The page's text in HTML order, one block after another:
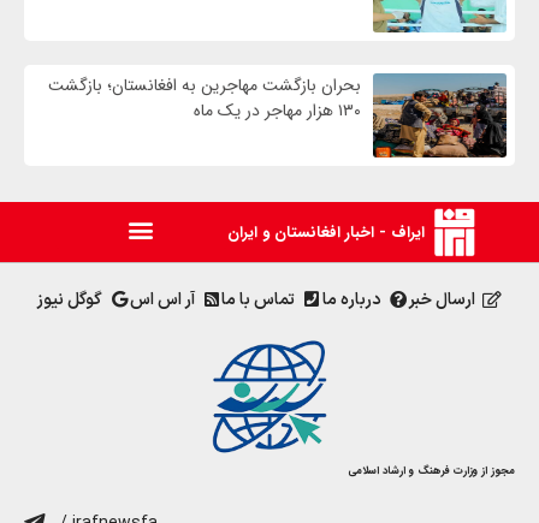
بحران بازگشت مهاجرین به افغانستان؛ بازگشت
۱۳۰ هزار مهاجر در یک ماه
ایراف - اخبار افغانستان و ایران
ارسال خبر درباره ما تماس با ما آر اس اس گوگل نیوز
مجوز از وزارت فرهنگ و ارشاد اسلامی